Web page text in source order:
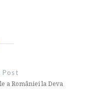
Post
a României la Deva